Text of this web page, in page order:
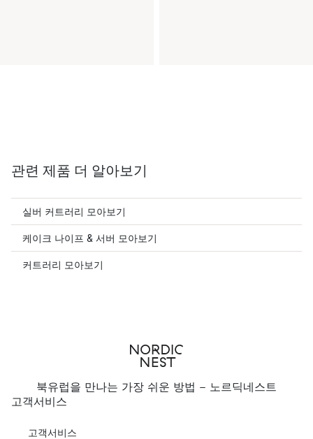
관련 제품 더 알아보기
실버 커트러리 모아보기
케이크 나이프 & 서버 모아보기
커트러리 모아보기
북유럽을 만나는 가장 쉬운 방법 - 노르딕네스트
고객서비스
고객서비스